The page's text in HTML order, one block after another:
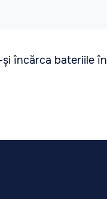
încărca bateriile în